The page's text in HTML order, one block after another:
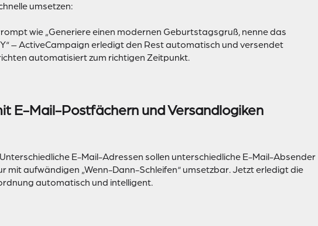
umsetzen:
wie „Generiere einen modernen Geburtstagsgruß, nenne das
– ActiveCampaign erledigt den Rest automatisch und versendet
automatisiert zum richtigen Zeitpunkt.
E-Mail-Postfächern und Versandlogiken
E-Mail-Adressen sollen unterschiedliche E-Mail-Absender
mit aufwändigen „Wenn-Dann-Schleifen“ umsetzbar. Jetzt erledigt die
automatisch und intelligent.